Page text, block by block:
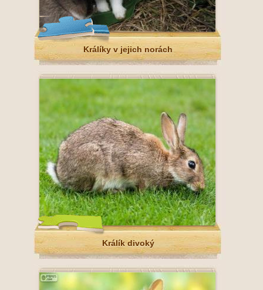
Králíky v jejich norách
Králík divoký